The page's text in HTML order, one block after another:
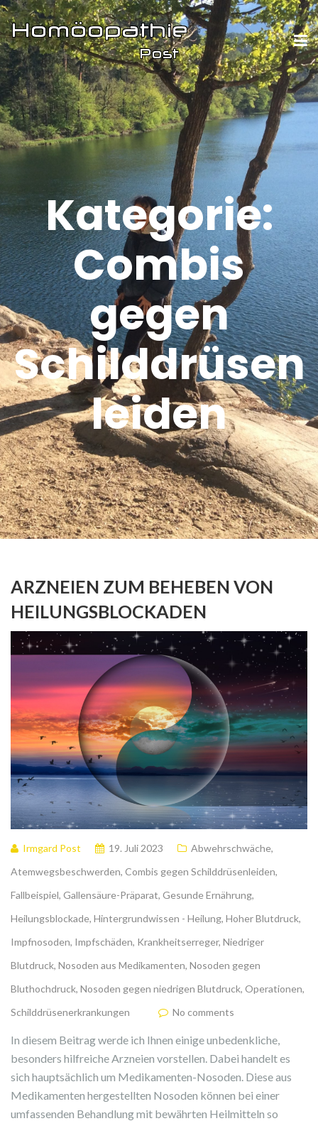
Kategorie:
Combis
gegen
Schilddrüsen
leiden
ARZNEIEN ZUM BEHEBEN VON
HEILUNGSBLOCKADEN
Irmgard Post 19. Juli 2023 Abwehrschwäche,
Atemwegsbeschwerden, Combis gegen Schilddrüsenleiden,
Fallbeispiel, Gallensäure-Präparat, Gesunde Ernährung,
Heilungsblockade, Hintergrundwissen - Heilung, Hoher Blutdruck,
Impfnosoden, Impfschäden, Krankheitserreger, Niedriger
Blutdruck, Nosoden aus Medikamenten, Nosoden gegen
Bluthochdruck, Nosoden gegen niedrigen Blutdruck, Operationen,
Schilddrüsenerkrankungen
No comments
In diesem Beitrag werde ich Ihnen einige unbedenkliche,
besonders hilfreiche Arzneien vorstellen. Dabei handelt es
sich hauptsächlich um Medikamenten-Nosoden. Diese aus
Medikamenten hergestellten Nosoden können bei einer
umfassenden Behandlung mit bewährten Heilmitteln so